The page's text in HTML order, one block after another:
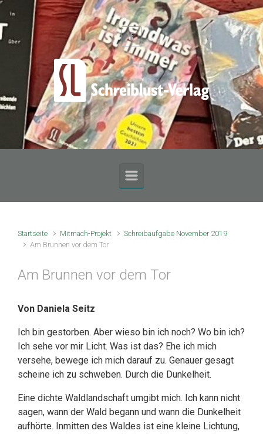
Zum Hauptinhalt springen
Startseite Mitmach-Projekt
Schreibaufgabe November 2019
Am Brunnen vor dem Tor
Am Brunnen vor dem Tor
Von Daniela Seitz
Ich bin gestorben. Aber wieso bin ich noch? Wo bin ich?
Ich sehe vor mir Licht. Was ist das? Ehe ich mich
versehe, bewege ich mich darauf zu. Genauer gesagt
scheine ich zu schweben. Durch die Dunkelheit.
Eine dichte Waldlandschaft umgibt mich. Ich kann nicht
sagen, wann der Wald begann und wann die Dunkelheit
aufhörte. Inmitten des Waldes ist eine kleine Lichtung,